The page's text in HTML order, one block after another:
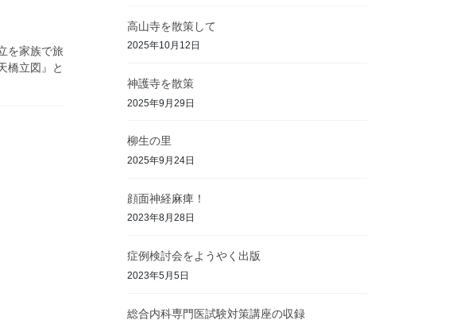
を家族で旅
橋立図』と
高山寺を散策して
2025年10月12日
神護寺を散策
2025年9月29日
柳生の里
2025年9月24日
顔面神経麻痺！
2023年8月28日
症例検討会をようやく出版
2023年5月5日
総合内科専門医試験対策講座の収録